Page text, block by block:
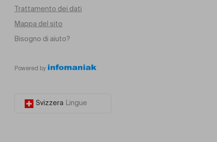
Trattamento dei dati
Mappa del sito
Bisogno di aiuto?
Powered by
Svizzera Lingue